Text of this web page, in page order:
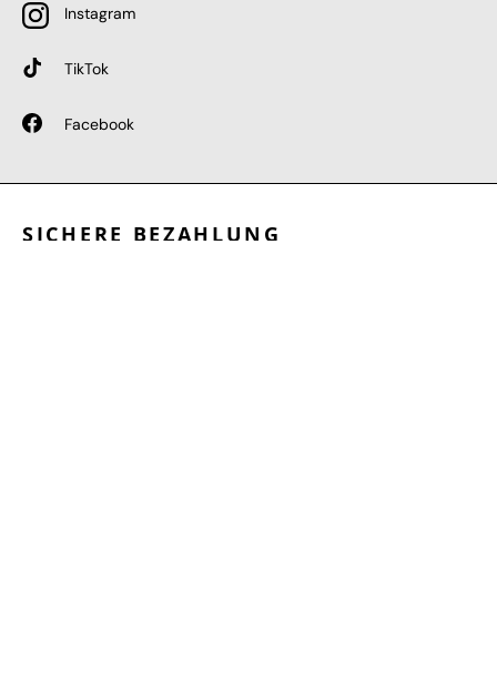
Instagram
TikTok
Facebook
SICHERE BEZAHLUNG